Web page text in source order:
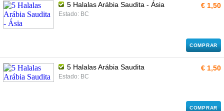
5 Halalas Arábia Saudita - Ásia
Estado: BC
€ 1,50
COMPRAR
5 Halalas Arábia Saudita
Estado: BC
€ 1,50
COMPRAR